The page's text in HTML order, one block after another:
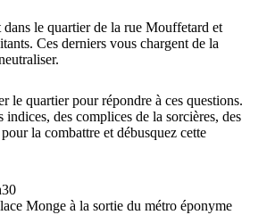
le quartier de la rue Mouffetard et
Ces derniers vous chargent de la
le quartier pour répondre à ces questions.
indices, des complices de la sorcières, des
la combattre et débusquez cette
Monge à la sortie du métro éponyme